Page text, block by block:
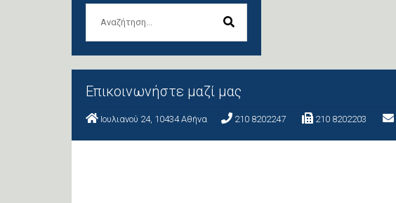
Επικοινωνήστε μαζί μας
Ιουλιανού 24, 10434 Aθήνα 210 8202247 210 8202203